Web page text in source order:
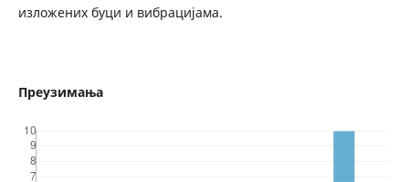
изложених буци и вибрацијама.
Преузимања